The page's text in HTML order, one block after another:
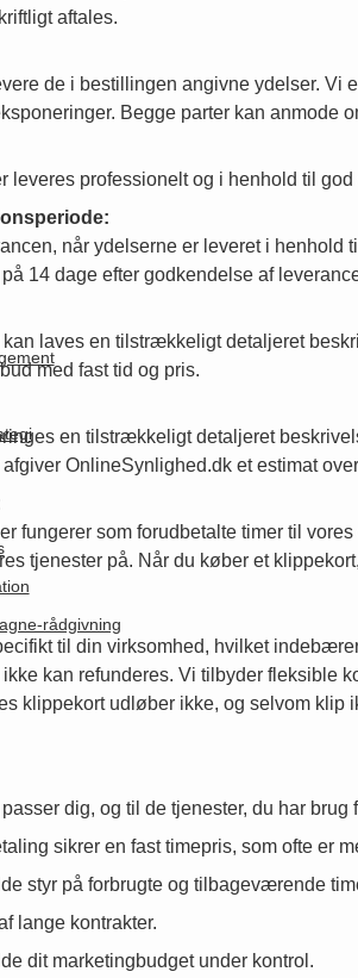
rådgivning
aftales.
de i bestillingen angivne ydelser.
Begge parter kan anmode
leveres professionelt og i henhold til
når ydelserne er leveret i
14 dage efter godkendelse af
laves en tilstrækkeligt detaljeret
med fast tid og pris.
en tilstrækkeligt detaljeret
OnlineSynlighed.dk et estimat
fungerer som forudbetalte timer til
tjenester på. Når du køber et
til din virksomhed, hvilket
kan refunderes. Vi tilbyder fleksible
klippekort udløber ikke, og selvom
dig, og til de tjenester, du har brug
sikrer en fast timepris, som ofte er
styr på forbrugte og tilbageværende
lange kontrakter.
dit marketingbudget under kontrol.